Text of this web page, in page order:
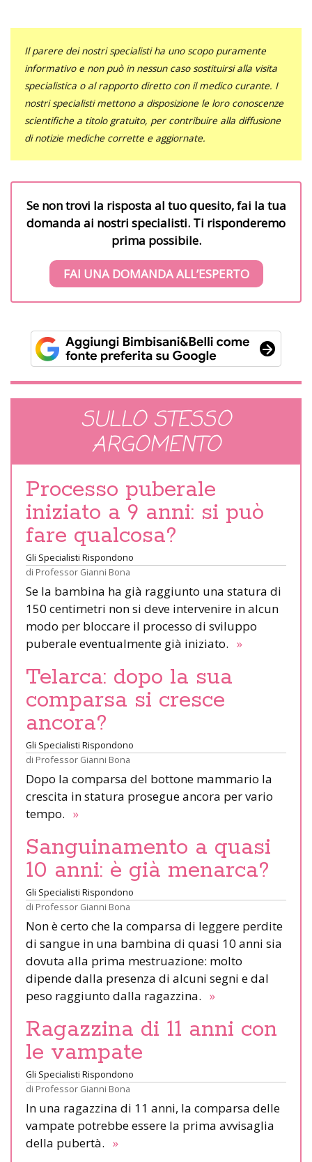
Il parere dei nostri specialisti ha uno scopo puramente
informativo e non può in nessun caso sostituirsi alla visita
specialistica o al rapporto diretto con il medico curante. I
nostri specialisti mettono a disposizione le loro conoscenze
scientifiche a titolo gratuito, per contribuire alla diffusione
di notizie mediche corrette e aggiornate.
Se non trovi la risposta al tuo quesito, fai la tua
domanda ai nostri specialisti. Ti risponderemo
prima possibile.
FAI UNA DOMANDA ALL’ESPERTO
SULLO STESSO
ARGOMENTO
Processo puberale
iniziato a 9 anni: si può
fare qualcosa?
Gli Specialisti Rispondono
di Professor Gianni Bona
Se la bambina ha già raggiunto una statura di
150 centimetri non si deve intervenire in alcun
modo per bloccare il processo di sviluppo
puberale eventualmente già iniziato. »
Telarca: dopo la sua
comparsa si cresce
ancora?
Gli Specialisti Rispondono
di Professor Gianni Bona
Dopo la comparsa del bottone mammario la
crescita in statura prosegue ancora per vario
tempo. »
Sanguinamento a quasi
10 anni: è già menarca?
Gli Specialisti Rispondono
di Professor Gianni Bona
Non è certo che la comparsa di leggere perdite
di sangue in una bambina di quasi 10 anni sia
dovuta alla prima mestruazione: molto
dipende dalla presenza di alcuni segni e dal
peso raggiunto dalla ragazzina. »
Ragazzina di 11 anni con
le vampate
Gli Specialisti Rispondono
di Professor Gianni Bona
In una ragazzina di 11 anni, la comparsa delle
vampate potrebbe essere la prima avvisaglia
della pubertà. »